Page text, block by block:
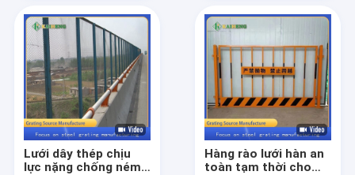
Lưới dây thép chịu
lực nặng chống ném
Hàng rào lưới hàn an
toàn tạm thời cho